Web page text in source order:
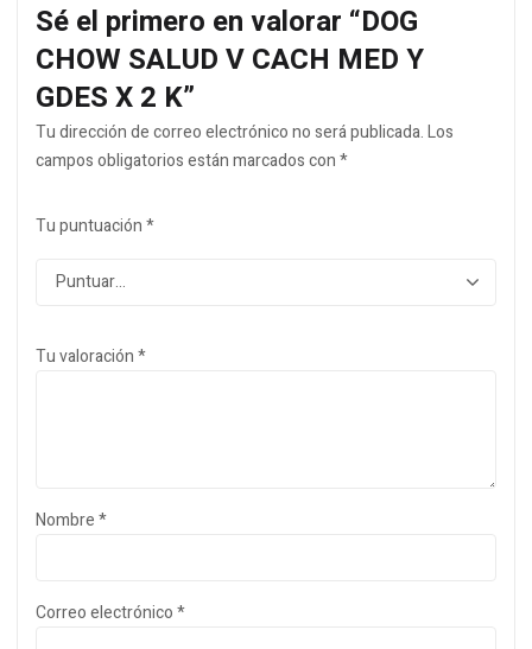
Sé el primero en valorar “DOG
CHOW SALUD V CACH MED Y
GDES X 2 K”
Tu dirección de correo electrónico no será publicada.Los
campos obligatorios están marcados con*
Tu puntuación*
Tu valoración*
Nombre*
Correo electrónico*